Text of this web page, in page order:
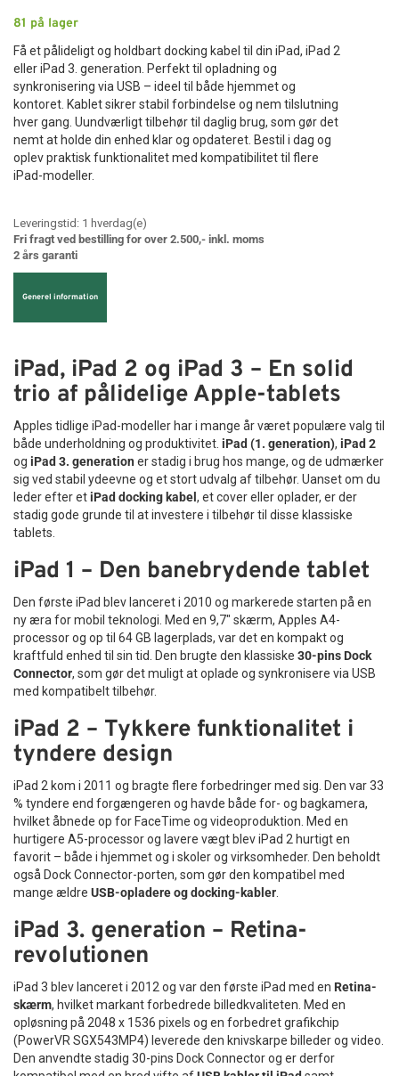
81 på lager
Få et pålideligt og holdbart docking kabel til din iPad, iPad 2
eller iPad 3. generation. Perfekt til opladning og
synkronisering via USB – ideel til både hjemmet og
kontoret. Kablet sikrer stabil forbindelse og nem tilslutning
hver gang. Uundværligt tilbehør til daglig brug, som gør det
nemt at holde din enhed klar og opdateret. Bestil i dag og
oplev praktisk funktionalitet med kompatibilitet til flere
iPad-modeller.
Leveringstid: 1 hverdag(e)
Fri fragt ved bestilling for over 2.500,- inkl. moms
2 års garanti
Generel information
iPad, iPad 2 og iPad 3 – En solid
trio af pålidelige Apple-tablets
Apples tidlige iPad-modeller har i mange år været populære valg til
både underholdning og produktivitet. iPad (1. generation), iPad 2
og iPad 3. generation er stadig i brug hos mange, og de udmærker
sig ved stabil ydeevne og et stort udvalg af tilbehør. Uanset om du
leder efter etiPad docking kabel, et cover eller oplader, er der
stadig gode grunde til at investere i tilbehør til disse klassiske
tablets.
iPad 1 – Den banebrydende tablet
Den første iPad blev lanceret i 2010 og markerede starten på en
ny æra for mobil teknologi. Med en 9,7" skærm, Apples A4-
processor og op til 64 GB lagerplads, var det en kompakt og
kraftfuld enhed til sin tid. Den brugte den klassiske 30-pins Dock
Connector, som gør det muligt at oplade og synkronisere via USB
med kompatibelt tilbehør.
iPad 2 – Tykkere funktionalitet i
tyndere design
iPad 2 kom i 2011 og bragte flere forbedringer med sig. Den var 33
% tyndere end forgængeren og havde både for- og bagkamera,
hvilket åbnede op for FaceTime og videoproduktion. Med en
hurtigere A5-processor og lavere vægt blev iPad 2 hurtigt en
favorit – både i hjemmet og i skoler og virksomheder. Den beholdt
også Dock Connector-porten, som gør den kompatibel med
mange ældre USB-opladere og docking-kabler
iPad 3. generation – Retina-
revolutionen
iPad 3 blev lanceret i 2012 og var den første iPad med en Retina-
skærm, hvilket markant forbedrede billedkvaliteten. Med en
opløsning på 2048 x 1536 pixels og en forbedret grafikchip
(PowerVR SGX543MP4) leverede den knivskarpe billeder og video.
Den anvendte stadig 30-pins Dock Connector og er derfor